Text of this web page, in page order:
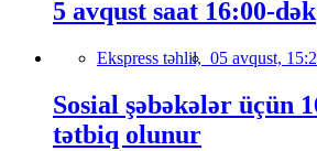
5 avqust saat 16:00-dək
Ekspress təhlil, 05 avqust,
Sosial şəbəkələr üçün
tətbiq olunur